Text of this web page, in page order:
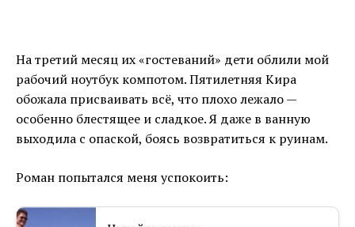
На третий месяц их «гостеваний» дети облили мой
рабочий ноутбук компотом. Пятилетняя Кира
обожала присваивать всё, что плохо лежало —
особенно блестящее и сладкое. Я даже в ванную
выходила с опаской, боясь возвратиться к руинам.
Роман попытался меня успокоить: